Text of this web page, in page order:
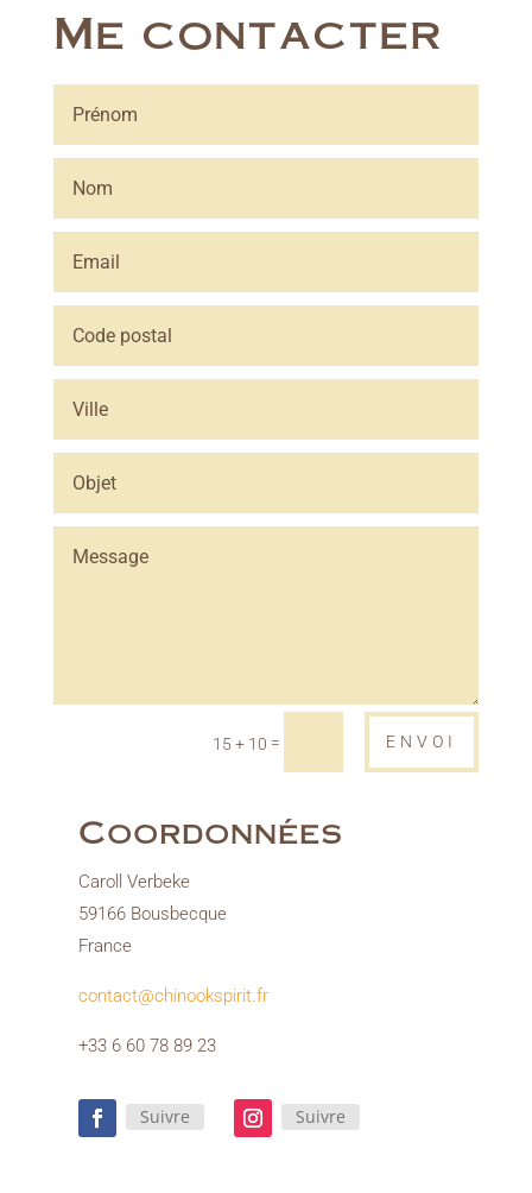
Me contacter
15 + 10 = ENVOI
Coordonnées
Caroll Verbeke
59166 Bousbecque
France
contact@chinookspirit.fr
+33 6 60 78 89 23
Suivre Suivre